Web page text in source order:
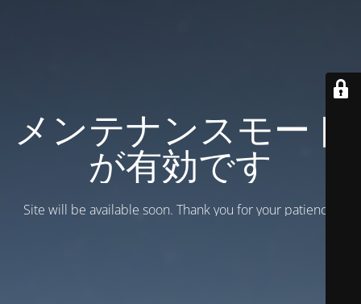
メンテナンスモード
が有効です
Site will be available soon. Thank you for your patience!